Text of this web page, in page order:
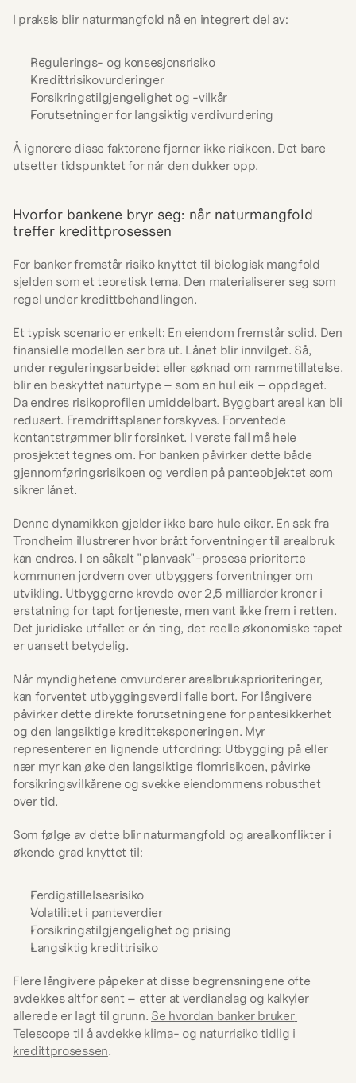
I praksis blir naturmangfold nå en integrert del av:
Regulerings- og konsesjonsrisiko
Kredittrisikovurderinger
Forsikringstilgjengelighet og -vilkår
Forutsetninger for langsiktig verdivurdering
Å ignorere disse faktorene fjerner ikke risikoen. Det bare
utsetter tidspunktet for når den dukker opp.
Hvorfor bankene bryr seg: når naturmangfold
treffer kredittprosessen
For banker fremstår risiko knyttet til biologisk mangfold
sjelden som et teoretisk tema. Den materialiserer seg som
regel under kredittbehandlingen.
Et typisk scenario er enkelt: En eiendom fremstår solid. Den
finansielle modellen ser bra ut. Lånet blir innvilget. Så,
under reguleringsarbeidet eller søknad om rammetillatelse,
blir en beskyttet naturtype – som en hul eik – oppdaget.
Da endres risikoprofilen umiddelbart. Byggbart areal kan bli
redusert. Fremdriftsplaner forskyves. Forventede
kontantstrømmer blir forsinket. I verste fall må hele
prosjektet tegnes om. For banken påvirker dette både
gjennomføringsrisikoen og verdien på panteobjektet som
sikrer lånet.
Denne dynamikken gjelder ikke bare hule eiker. En sak fra
Trondheim illustrerer hvor brått forventninger til arealbruk
kan endres. I en såkalt "planvask"-prosess prioriterte
kommunen jordvern over utbyggers forventninger om
utvikling. Utbyggerne krevde over 2,5 milliarder kroner i
erstatning for tapt fortjeneste, men vant ikke frem i retten.
Det juridiske utfallet er én ting, det reelle økonomiske tapet
er uansett betydelig.
Når myndighetene omvurderer arealbruksprioriteringer,
kan forventet utbyggingsverdi falle bort. For långivere
påvirker dette direkte forutsetningene for pantesikkerhet
og den langsiktige kreditteksponeringen. Myr
representerer en lignende utfordring: Utbygging på eller
nær myr kan øke den langsiktige flomrisikoen, påvirke
forsikringsvilkårene og svekke eiendommens robusthet
over tid.
Som følge av dette blir naturmangfold og arealkonflikter i
økende grad knyttet til:
Ferdigstillelsesrisiko
Volatilitet i panteverdier
Forsikringstilgjengelighet og prising
Langsiktig kredittrisiko
Flere långivere påpeker at disse begrensningene ofte
avdekkes altfor sent – etter at verdianslag og kalkyler
allerede er lagt til grunn. Se hvordan banker bruker
Telescope til å avdekke klima- og naturrisiko tidlig i
kredittprosessen.